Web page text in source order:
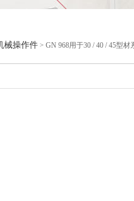
械操作件 > GN 968用于30 / 40 / 45型